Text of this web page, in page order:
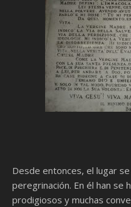
Desde entonces, el lugar
peregrinación. En él han se
prodigiosos y muchas